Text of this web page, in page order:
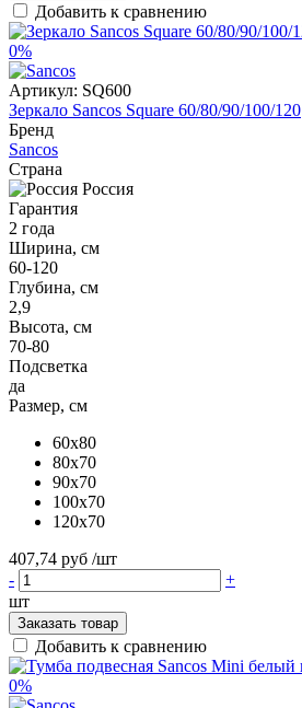
Добавить к сравнению
0%
Артикул: SQ600
Зеркало Sancos Square 60/80/90/100/120
Бренд
Sancos
Страна
Россия
Гарантия
2 года
Ширина, см
60-120
Глубина, см
2,9
Высота, см
70-80
Подсветка
да
Размер, см
60x80
80x70
90x70
100x70
120x70
407,74 руб /шт
-
+
шт
Заказать товар
Добавить к сравнению
0%